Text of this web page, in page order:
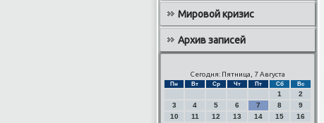
Мировой кризис
Архив записей
Сегодня: Пятница, 7 Августа
Пн Вт Ср Чт Пт Сб Вс
1
2
3
4 5 6 7 8
9
10
11 12 13 14 15
16